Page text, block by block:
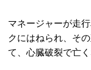
マネージャーが走
クにはねられ、そ
て、心臓破裂で亡く